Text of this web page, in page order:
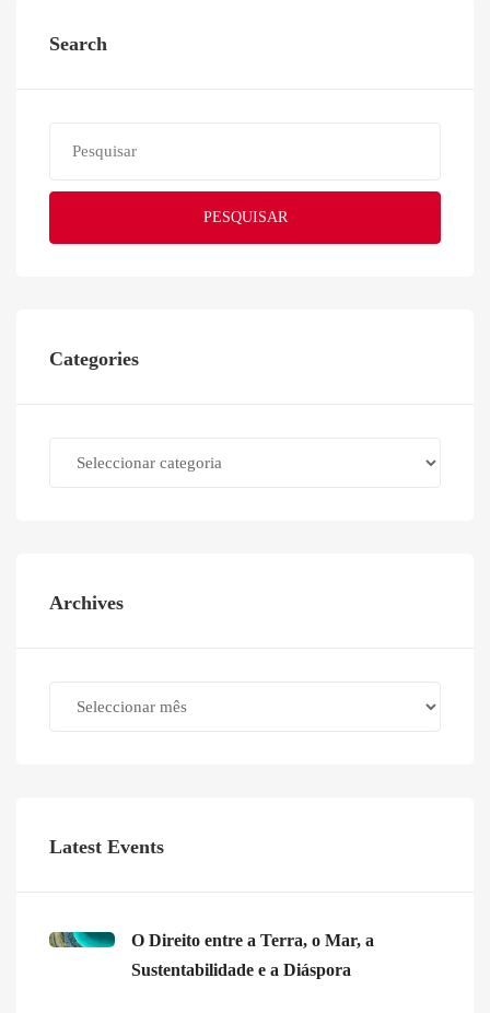
Search
PESQUISAR
Categories
Archives
Latest Events
O Direito entre a Terra, o Mar, a
Sustentabilidade e a Diáspora